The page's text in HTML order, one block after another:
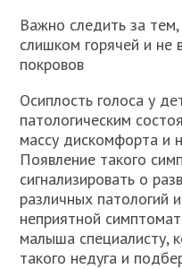
Важно следить за
слишком горячей и не
покровов
Осиплость голоса у
патологическим
массу дискомфорта и
Появление такого
сигнализировать о
различных патологий
неприятной
малыша специалисту,
такого недуга и